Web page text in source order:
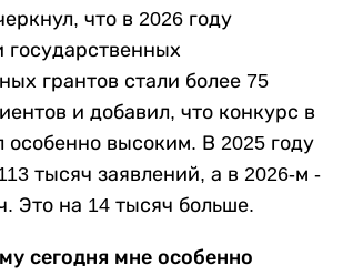
что в 2026 году
государственных
грантов стали более 75
и добавил, что конкурс в
особенно высоким. В 2025 году
тысяч заявлений, а в 2026-м -
Это на 14 тысяч больше.
сегодня мне особенно